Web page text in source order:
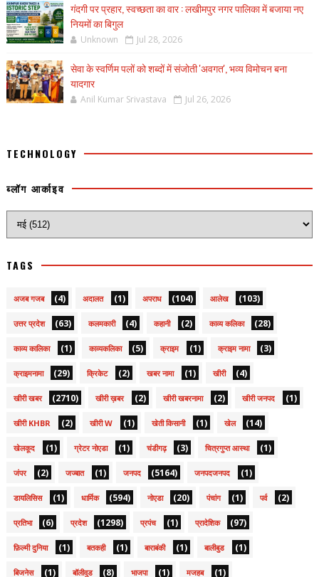
गंदगी पर प्रहार, स्वच्छता का वार : लखीमपुर नगर पालिका में बजाया नए
नियमों का बिगुल
Unknown Jul 28, 2026
सेवा के स्वर्णिम पलों को शब्दों में संजोती 'अवगत', भव्य विमोचन बना
यादगार
Anil Kumar Srivastava Jul 26, 2026
TECHNOLOGY
ब्लॉग आर्काइव
TAGS
अजब गजब (4) अदालत (1) अपराध (104) आलेख (103)
उत्तर प्रदेश (63) कलमकारी (4) कहानी (2) काव्य कलिका (28)
काव्य कालिका (1) काव्यकलिका (5) क्राइम (1) क्राइम नामा (3)
क्राइमनामा (29) क्रिकेट (2) खबर नामा (1) खीरी (4)
खीरी खबर (2710) खीरी ख़बर (2) खीरी खबरनामा (2) खीरी जनपद (1)
खीरी KHBR (2) खीरी W (1) खेती किसानी (1) खेल (14)
खेलकूद (1) ग्रेटर नोएडा (1) चंडीगढ़ (3) चित्रगुप्त आस्था (1)
जंपर (2) जज्बात (1) जनपद (5164) जनपदजनपद (1)
डायलिसिस (1) धार्मिक (594) नोएडा (20) पंचांग (1) पर्व (2)
प्रतिभा (6) प्रदेश (1298) प्रपंच (1) प्रादेशिक (97)
फ़िल्मी दुनिया (1) बतकही (1) बाराबंकी (1) बालीबुड (1)
बिजनेस (1) बॉलीवुड (8) भाजपा (1) मजहब (1)